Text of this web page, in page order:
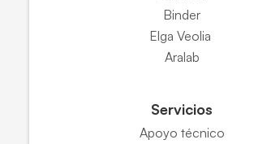
Binder
Elga Veolia
Aralab
Servicios
Apoyo técnico